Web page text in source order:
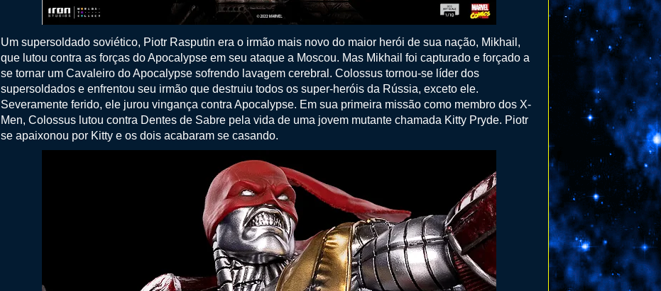
Um supersoldado soviético, Piotr Rasputin era o irmão mais novo do maior herói de sua nação, Mikhail,
que lutou contra as forças do Apocalypse em seu ataque a Moscou. Mas Mikhail foi capturado e forçado a
se tornar um Cavaleiro do Apocalypse sofrendo lavagem cerebral. Colossus tornou-se líder dos
supersoldados e enfrentou seu irmão que destruiu todos os super-heróis da Rússia, exceto ele.
Severamente ferido, ele jurou vingança contra Apocalypse. Em sua primeira missão como membro dos X-
Men, Colossus lutou contra Dentes de Sabre pela vida de uma jovem mutante chamada Kitty Pryde. Piotr
se apaixonou por Kitty e os dois acabaram se casando.